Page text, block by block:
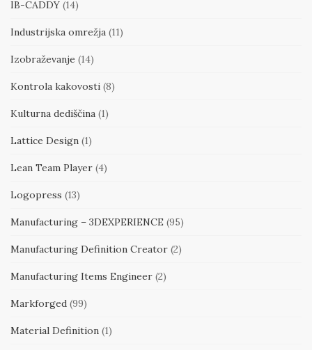
IB-CADDY (14)
Industrijska omrežja (11)
Izobraževanje (14)
Kontrola kakovosti (8)
Kulturna dediščina (1)
Lattice Design (1)
Lean Team Player (4)
Logopress (13)
Manufacturing – 3DEXPERIENCE (95)
Manufacturing Definition Creator (2)
Manufacturing Items Engineer (2)
Markforged (99)
Material Definition (1)